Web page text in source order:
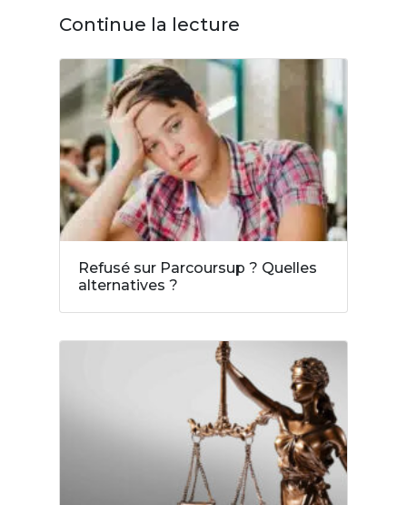
Continue la lecture
Refusé sur Parcoursup ? Quelles
alternatives ?